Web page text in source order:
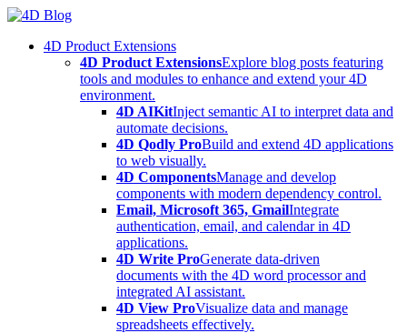
Skip
content4D Product Extensions
4D Product ExtensionsExplore blog posts featuring
tools and modules to enhance and extend your 4D
environment.
4D AIKitInject semantic AI to interpret data and
automate decisions.
4D Qodly ProBuild and extend 4D applications
to web visually.
4D ComponentsManage and develop
components with modern dependency control.
Email, Microsoft 365, GmailIntegrate
authentication, email, and calendar in 4D
applications.
4D Write ProGenerate data-driven
documents with the 4D word processor and
integrated AI assistant.
4D View ProVisualize data and manage
spreadsheets effectively.